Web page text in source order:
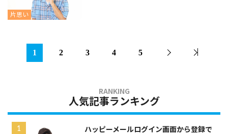
片思い
1 2 3 4 5
人気記事ランキング
ハッピーメールログイン画面から登録で